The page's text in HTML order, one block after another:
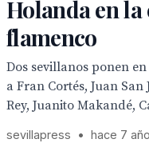
Holanda en
flamenco
Dos sevillanos ponen
a Fran Cortés, Juan
Rey, Juanito Makandé,
sevillapress • hace 7